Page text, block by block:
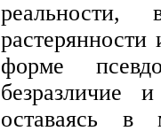
форме
безразличие
оставаясь в